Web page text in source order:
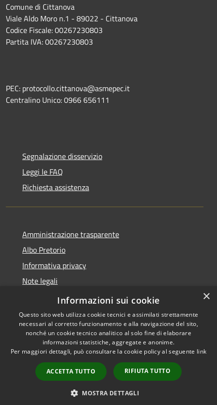
Comune di Cittanova
Viale Aldo Moro n.1 - 89022 - Cittanova
Codice Fiscale: 00267230803
Partita IVA: 00267230803
PEC: protocollo.cittanova@asmepec.it
Centralino Unico: 0966 656111
Segnalazione disservizio
Leggi le FAQ
Richiesta assistenza
Amministrazione trasparente
Albo Pretorio
Informativa privacy
Note legali
Dichiarazione di accessibilità
Accessibilità
Copyright © 2026 • Comune di
Cittanova • Powered by
Municipium•
Accesso
redazione
×
Informazioni sui cookie
Questo sito web utilizza cookie tecnici e assimilati strettamente
necessari al corretto funzionamento e alla navigazione del sito,
nonché un cookie tecnico analitico al solo fine di elaborare
informazioni statistiche, aggregate e anonime.
Per maggiori dettagli, può consultare la cookie policy al seguente link
ACCETTA TUTTO RIFIUTA TUTTO
MOSTRA DETTAGLI